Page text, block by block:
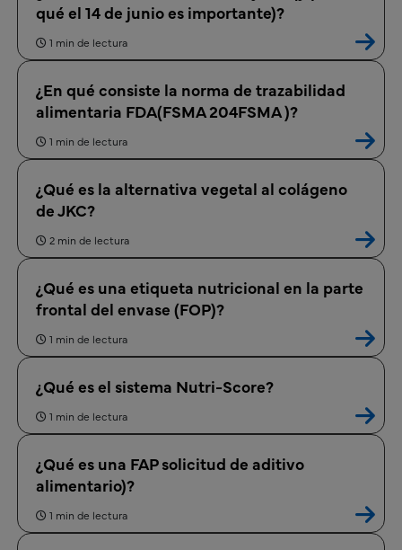
qué el 14 de junio es importante)?
1 min de lectura
¿En qué consiste la norma de trazabilidad
alimentaria FDA(FSMA 204FSMA )?
1 min de lectura
¿Qué es la alternativa vegetal al colágeno
de JKC?
2 min de lectura
¿Qué es una etiqueta nutricional en la parte
frontal del envase (FOP)?
1 min de lectura
¿Qué es el sistema Nutri-Score?
1 min de lectura
¿Qué es una FAP solicitud de aditivo
alimentario)?
1 min de lectura